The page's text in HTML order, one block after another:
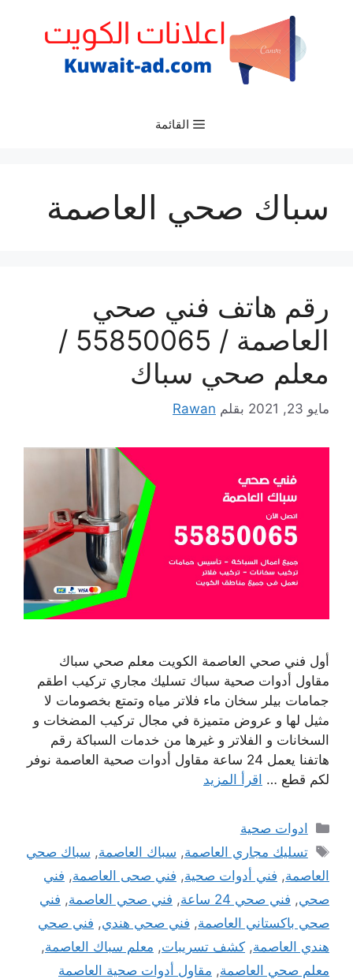
القائمة
سباك صحي العاصمة
رقم هاتف فني صحي
العاصمة / 55850065 /
معلم صحي سباك
مايو 23, 2021 بقلم Rawan
أول فني صحي العاصمة الكويت معلم صحي سباك
مقاول أدوات صحية سباك تسليك مجاري تركيب اطقم
جمامات بيلر سخان ماء فلاتر مياه وتمتع بخصومات لا
مثيل لها و عروض متميزة في مجال تركيب المضخات و
السخانات و الفلاتر و غيرها من خدمات السباكة رقم
هاتفنا يعمل 24 ساعة مقاول أدوات صحية العاصمة نوفر
لكم قطع … اقرأ المزيد
التصنيفات
ادوات صحية
الوسوم
تسليك مجاري العاصمة, سباك العاصمة, سباك صحي
العاصمة, فني أدوات صحية, فني صحى العاصمة, فني
صحي, فني صحي 24 ساعة , فني صحي العاصمة, فني
صحي باكستاني العاصمة, فني صحي هندي, فني صحي
هندي العاصمة, كشف تسريبات, معلم سباك العاصمة,
معلم صحي العاصمة, مقاول أدوات صحية العاصمة